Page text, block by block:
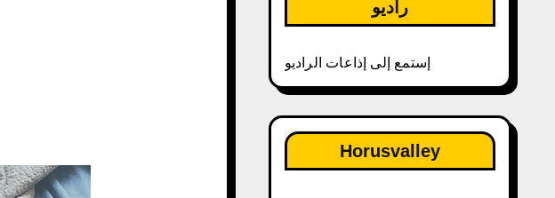
راديو
إستمع إلى إذاعات الراديو
Horusvalley